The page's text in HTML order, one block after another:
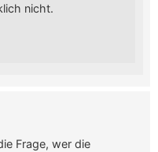
nicht.
Frage, wer die